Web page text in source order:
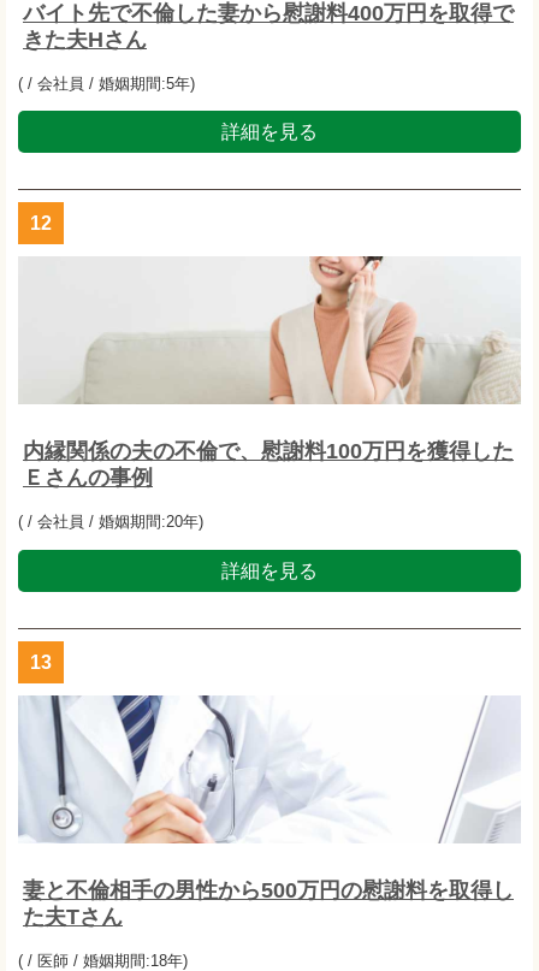
バイト先で不倫した妻から慰謝料400万円を取得で
きた夫Hさん
( / 会社員 / 婚姻期間:5年)
詳細を見る
12
内縁関係の夫の不倫で、慰謝料100万円を獲得した
Ｅさんの事例
( / 会社員 / 婚姻期間:20年)
詳細を見る
13
妻と不倫相手の男性から500万円の慰謝料を取得し
た夫Tさん
( / 医師 / 婚姻期間:18年)